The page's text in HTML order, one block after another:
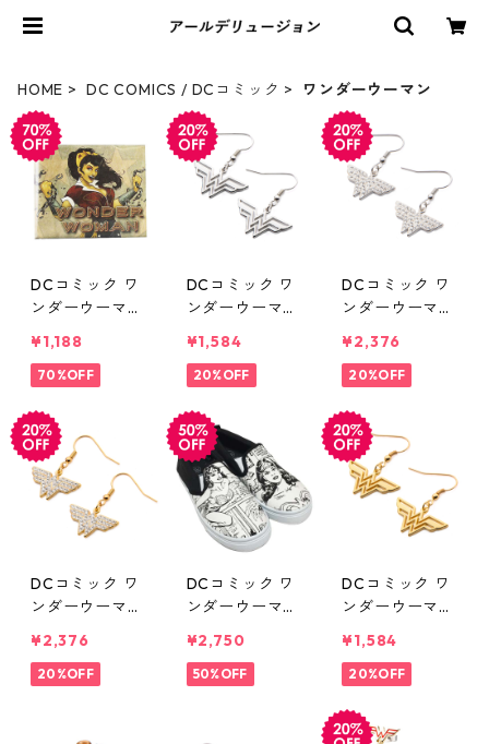
HOME DC COMICS / DCコミック ワンダーウーマン
DCコミック ワ
ンダーウーマン
ット 財布 プレ
ビュー限定 DC
¥1,188
70%OFF
DCコミック ワ
ンダーウーマン
ダングルピアス
DC COMICS
¥1,584
20%OFF
DCコミック ワ
ンダーウーマン
ダングルピアス
CZ DC COMIC
¥2,376
20%OFF
DCコミック ワ
ンダーウーマン
ダングルピアス
CZ DC COMIC
¥2,376
20%OFF
DCコミック ワ
ンダーウーマン
スリッポン DC
COMICS
¥2,750
50%OFF
DCコミック ワ
ンダーウーマン
ダングルピアス
DC COMICS
¥1,584
20%OFF